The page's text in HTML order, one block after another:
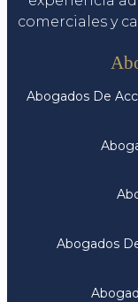
comerciales y
Abogados De
Abogados